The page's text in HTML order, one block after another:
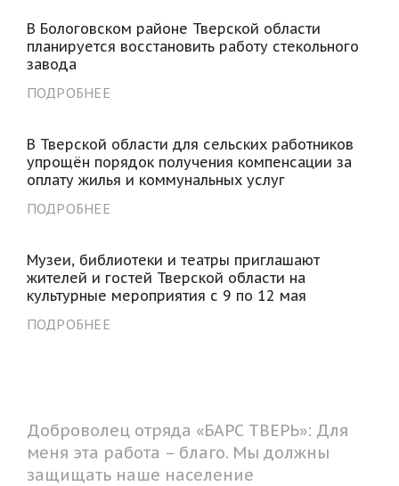
В Бологовском районе Тверской области
планируется восстановить работу стекольного
завода
ПОДРОБНЕЕ
В Тверской области для сельских работников
упрощён порядок получения компенсации за
оплату жилья и коммунальных услуг
ПОДРОБНЕЕ
Музеи, библиотеки и театры приглашают
жителей и гостей Тверской области на
культурные мероприятия с 9 по 12 мая
ПОДРОБНЕЕ
Доброволец отряда «БАРС ТВЕРЬ»: Для
меня эта работа – благо. Мы должны
защищать наше население